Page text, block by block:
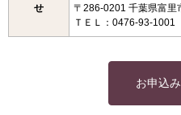
せ
〒286-0201 千葉県富里
ＴＥＬ：0476-93-1001
お申込